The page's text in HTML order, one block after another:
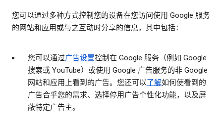
您可以通过多种方式控制您的设备在您访问使用 Google 服务
的网站和应用或与之互动时分享的信息，其中包括：
您可以通过广告设置控制在 Google 服务（例如 Google
搜索或 YouTube）或使用 Google 广告服务的非 Google
网站和应用上看到的广告。您还可以了解如何使看到的
广告合乎您的需求、选择停用广告个性化功能，以及屏
蔽特定广告主。